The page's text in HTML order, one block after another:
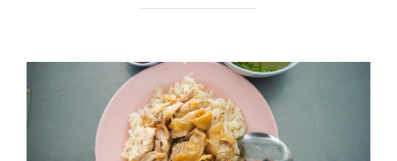
b
o
o
k
d
o
n